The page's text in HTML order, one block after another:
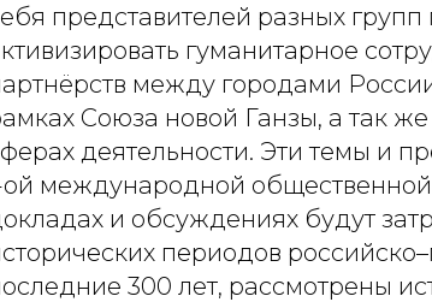
представителей разных
гуманитарное
между городами
Союза новой Ганзы, а так
деятельности. Эти темы и
ой международной
и обсуждениях будут
периодов
300 лет, рассмотрены